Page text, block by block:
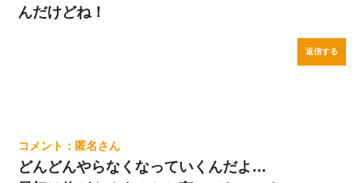
んだけどね！
返信する
匿名
どんどんやらなくなっていくんだよ…